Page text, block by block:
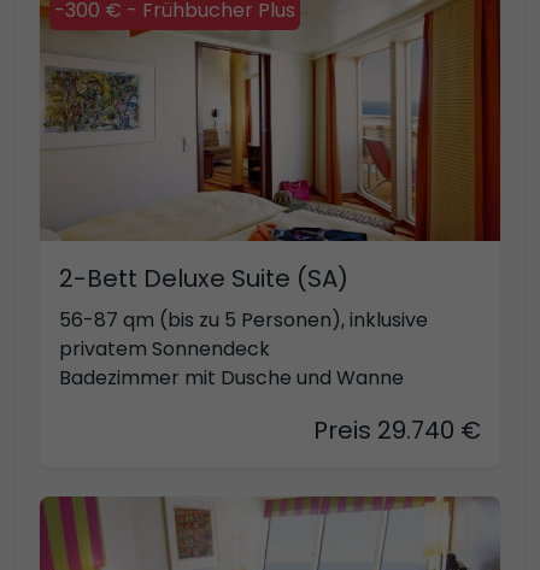
-300 € - Frühbucher Plus
2-Bett Deluxe Suite (SA)
56-87 qm (bis zu 5 Personen), inklusive
privatem Sonnendeck
Badezimmer mit Dusche und Wanne
Preis 29.740 €